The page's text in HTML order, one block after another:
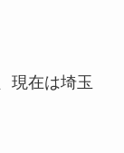
現在は埼玉